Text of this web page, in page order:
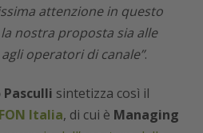
attenzione in questo
nostra proposta sia alle
operatori di canale”.
Pasculli sintetizza così il
Italia, di cui è Managing